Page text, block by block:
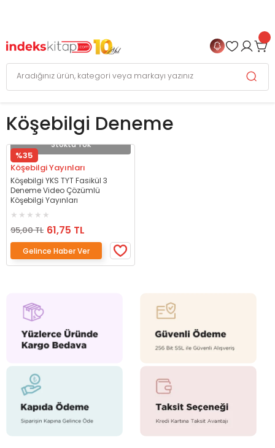
Köşebilgi Deneme
Stokta Yok
%35
Köşebilgi Yayınları
Köşebilgi YKS TYT Fasikül 3
Deneme Video Çözümlü
Köşebilgi Yayınları
95,00 TL 61,75 TL
Gelince Haber Ver